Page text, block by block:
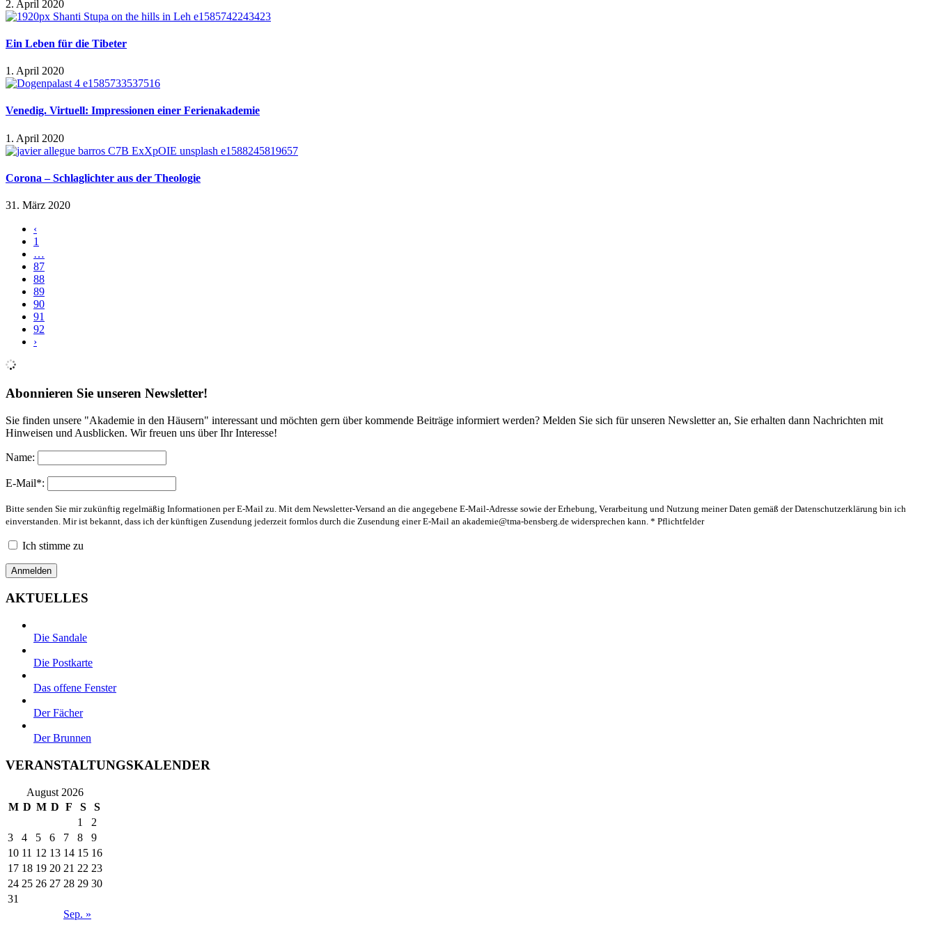
2. April 2020
Ein Leben für die Tibeter
1. April 2020
Venedig. Virtuell: Impressionen einer Ferienakademie
1. April 2020
Corona – Schlaglichter aus der Theologie
31. März 2020
‹
1
…
87
88
89
90
91
92
›
Abonnieren Sie unseren Newsletter!
Sie finden unsere "Akademie in den Häusern" interessant und möchten gern über kommende Beiträge informiert werden? Melden Sie sich für unseren Newsletter an, Sie erhalten dann Nachrichten mit
Hinweisen und Ausblicken. Wir freuen uns über Ihr Interesse!
Name:
E-Mail*:
Bitte senden Sie mir zukünftig regelmäßig Informationen per E-Mail zu. Mit dem Newsletter-Versand an die angegebene E-Mail-Adresse sowie der Erhebung, Verarbeitung und Nutzung meiner Daten gemäß der Datenschutzerklärung bin ich
einverstanden. Mir ist bekannt, dass ich der künftigen Zusendung jederzeit formlos durch die Zusendung einer E-Mail an akademie@tma-bensberg.de widersprechen kann. * Pflichtfelder
Ich stimme zu
AKTUELLES
Die Sandale
Die Postkarte
Das offene Fenster
Der Fächer
Der Brunnen
VERANSTALTUNGSKALENDER
August 2026
M D M D F S S
Sep. »
1
2
3
4 5 6 7 8
9
10 11 12 13 14 15 16
17 18 19 20 21 22 23
24 25 26 27 28 29 30
31